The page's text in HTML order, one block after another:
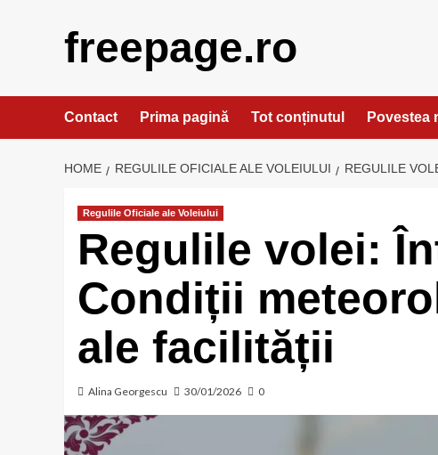
freepage.ro
Contact Prima pagină Tot conținutul Povestea
HOME REGULILE OFICIALE ALE VOLEIULUI REGULILE
Regulile Oficiale ale Voleiului
Regulile volei:
Condiții
ale facilității
Alina Georgescu 30/01/2026 0